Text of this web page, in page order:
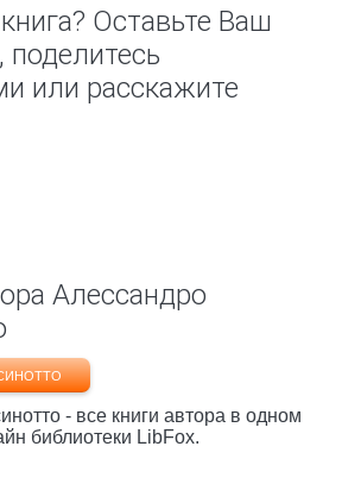
Оставьте Ваш
или расскажите
Алессандро
- все книги автора в одном
библиотеки LibFox.